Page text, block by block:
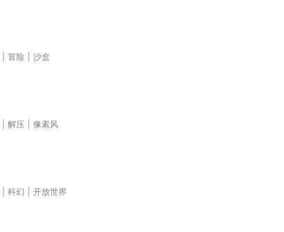
冒险
沙盒
解压
像素风
科幻
开放世界